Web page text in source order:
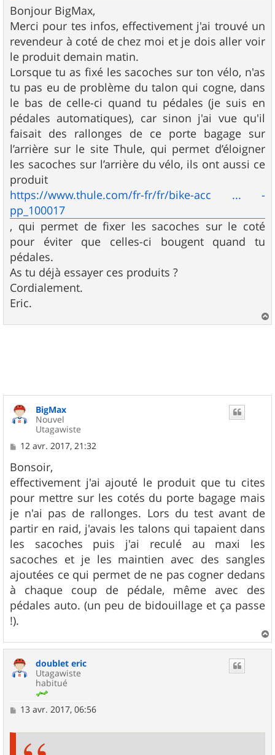
Bonjour BigMax,
Merci pour tes infos, effectivement j'ai trouvé un
revendeur à coté de chez moi et je dois aller voir
le produit demain matin.
Lorsque tu as fixé les sacoches sur ton vélo, n'as
tu pas eu de problème du talon qui cogne, dans
le bas de celle-ci quand tu pédales (je suis en
pédales automatiques), car sinon j'ai vue qu'il
faisait des rallonges de ce porte bagage sur
l’arrière sur le site Thule, qui permet d’éloigner
les sacoches sur l’arrière du vélo, ils ont aussi ce
produit
https://www.thule.com/fr-fr/fr/bike-acc ... -
pp_100017
, qui permet de fixer les sacoches sur le coté
pour éviter que celles-ci bougent quand tu
pédales.
As tu déjà essayer ces produits ?
Cordialement.
Eric.
a
BigMax
Nouvel
Utagawiste
M
s
s
a
g
e
12 avr. 2017, 21:32
Bonsoir,
effectivement j'ai ajouté le produit que tu cites
pour mettre sur les cotés du porte bagage mais
je n'ai pas de rallonges. Lors du test avant de
partir en raid, j'avais les talons qui tapaient dans
les sacoches puis j'ai reculé au maxi les
sacoches et je les maintien avec des sangles
ajoutées ce qui permet de ne pas cogner dedans
à chaque coup de pédale, même avec des
pédales auto. (un peu de bidouillage et ça passe
!).
a
doublet eric
Utagawiste
habitué
M13 avr. 2017, 06:56